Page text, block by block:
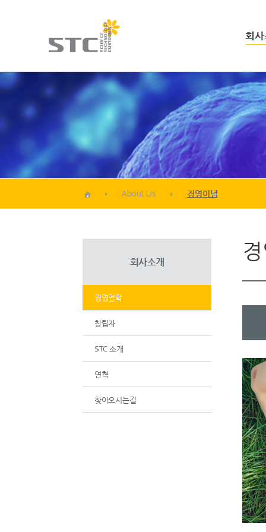
회
About Us 경영이념
회사소개
경영철학
창립자
STC 소개
연혁
찾아오시는길